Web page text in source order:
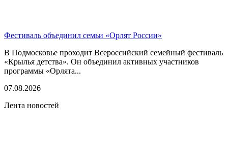
Фестиваль объединил семьи «Орлят России»
В Подмосковье проходит Всероссийский семейный фестиваль
«Крылья детства». Он объединил активных участников
программы «Орлята...
07.08.2026
Лента новостей